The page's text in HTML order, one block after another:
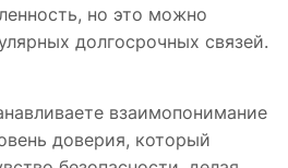
но это можно
долгосрочных связей.
взаимопонимание
доверия, который